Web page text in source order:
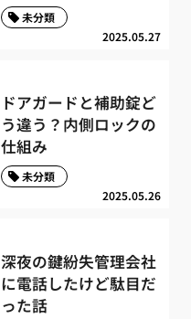
2025.05.27
未分類
ドアガードと補助錠ど
う違う？内側ロックの
仕組み
2025.05.26
未分類
深夜の鍵紛失管理会社
に電話したけど駄目だ
った話